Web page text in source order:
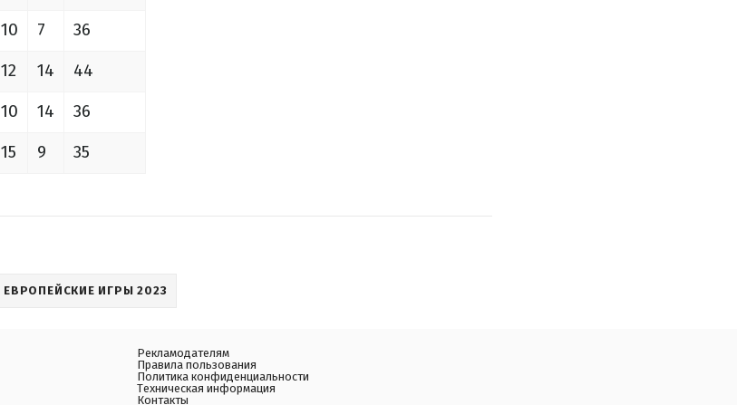
10 7
36
12 14
44
10 14
36
15 9 35
ЕВРОПЕЙСКИЕ ИГРЫ 2023
Рекламодателям
Правила пользования
Политика конфиденциальности
Техническая информация
Контакты